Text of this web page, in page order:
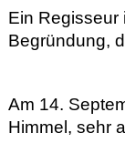
Ein Regisseur
Begründung,
Am 14.
Himmel, sehr